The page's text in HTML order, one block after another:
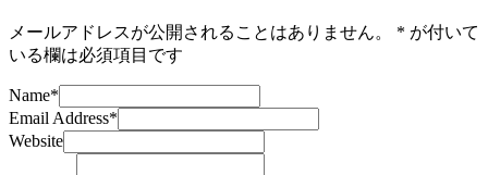
メールアドレスが公開されることはありません。 * が付いて
いる欄は必須項目です
Name*
Email Address*
Website